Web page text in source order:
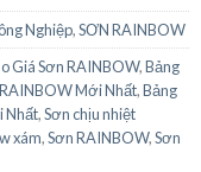
Nghiệp,SƠN RAINBOW
Giá Sơn RAINBOW,Bảng
Mới Nhất,Bảng
Nhất,Sơn chịu nhiệt
xám,Sơn RAINBOW,Sơn